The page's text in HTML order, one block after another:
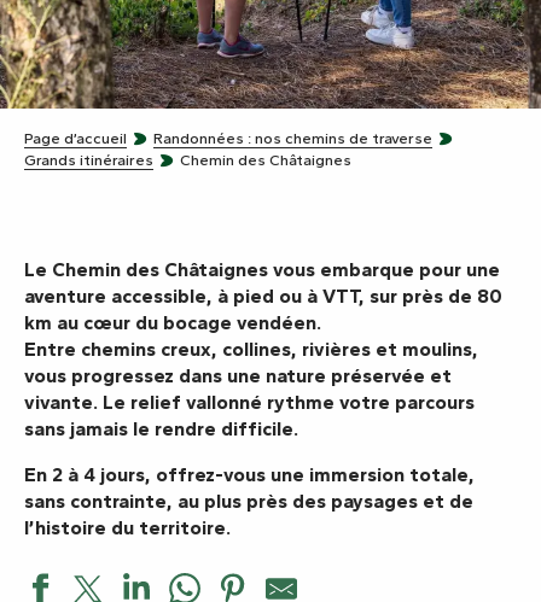
Page d’accueil
Randonnées : nos chemins de traverse
Grands itinéraires
Chemin des Châtaignes
Le Chemin des Châtaignes vous embarque pour une
aventure accessible, à pied ou à VTT, sur près de 80
km au cœur du bocage vendéen.
Entre chemins creux, collines, rivières et moulins,
vous progressez dans une nature préservée et
vivante. Le relief vallonné rythme votre parcours
sans jamais le rendre difficile.
En 2 à 4 jours, offrez-vous une immersion totale,
sans contrainte, au plus près des paysages et de
l’histoire du territoire.